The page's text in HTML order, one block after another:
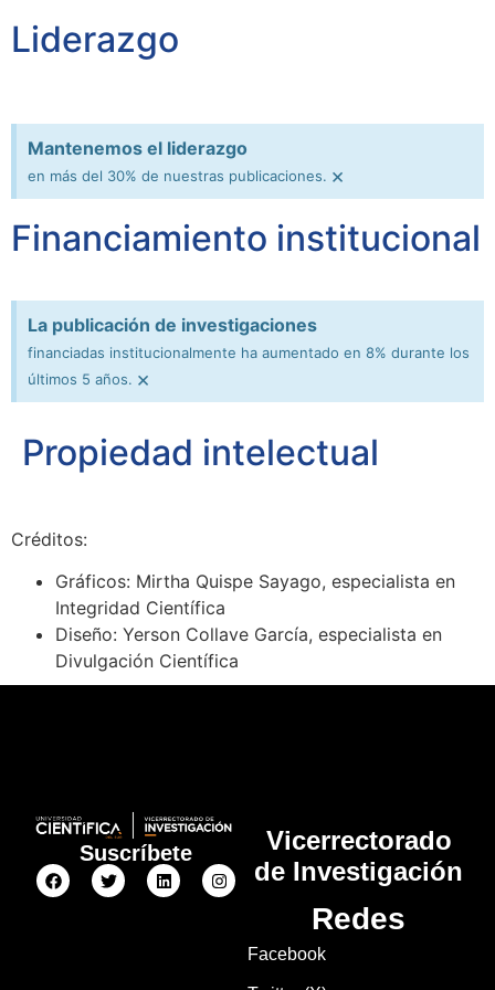
Liderazgo
Mantenemos el liderazgo
en más del 30% de nuestras publicaciones. ×
Financiamiento institucional
La publicación de investigaciones
financiadas institucionalmente ha aumentado en 8% durante los
últimos 5 años. ×
Propiedad intelectual
Créditos:
Gráficos: Mirtha Quispe Sayago, especialista en
Integridad Científica
Diseño: Yerson Collave García, especialista en
Divulgación Científica
Suscríbete
Vicerrectorado
de Investigación
Redes
Facebook